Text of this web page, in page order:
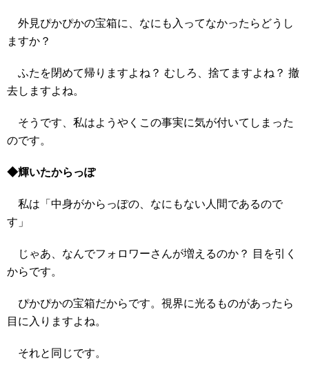
外見ぴかぴかの宝箱に、なにも入ってなかったらどうし
ますか？
ふたを閉めて帰りますよね？ むしろ、捨てますよね？ 撤
去しますよね。
そうです、私はようやくこの事実に気が付いてしまった
のです。
◆輝いたからっぽ
私は「中身がからっぽの、なにもない人間であるので
す」
じゃあ、なんでフォロワーさんが増えるのか？ 目を引く
からです。
ぴかぴかの宝箱だからです。視界に光るものがあったら
目に入りますよね。
それと同じです。